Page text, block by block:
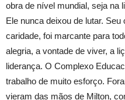
obra de nível mundial, seja na
Ele nunca deixou de lutar.
caridade, foi marcante para
alegria, a vontade de viver, a
liderança. O Complexo
trabalho de muito esforço.
vieram das mãos de Milton,